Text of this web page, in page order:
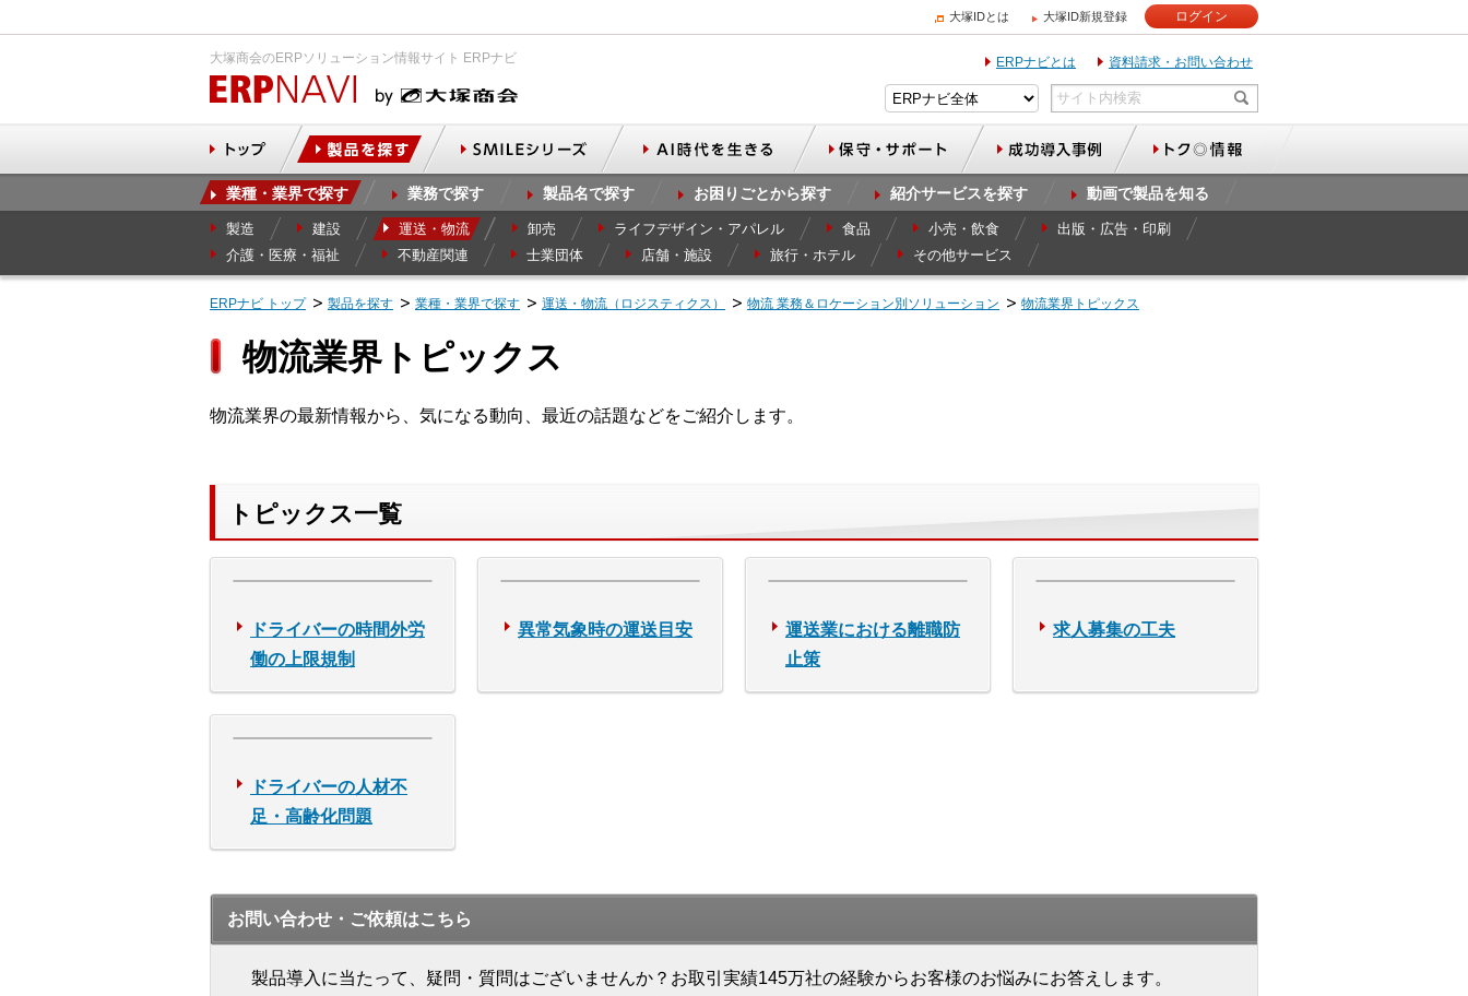
大塚IDとは 大塚ID新規登録 ログイン
大塚商会のERPソリューション情報サイト ERPナビ ERPナビとは 資料請求・お問い合わせ
業種・業界で探す 業務で探す 製品名で探す お困りごとから探す 紹介サービスを探す 動画で製品を知る
製造 建設 運送・物流 卸売 ライフデザイン・アパレル 食品 小売・飲食
出版・広告・印刷
介護・医療・福祉
不動産関連 士業団体 店舗・施設 旅行・ホテル その他サービス
ERPナビ トップ 製品を探す 業種・業界で探す 運送・物流（ロジスティクス） 物流 業務＆ロケーション別ソリューション 物流業界トピックス
物流業界トピックス
物流業界の最新情報から、気になる動向、最近の話題などをご紹介します。
トピックス一覧
ドライバーの時間外労
働の上限規制
異常気象時の運送目安
運送業における離職防
止策
求人募集の工夫
ドライバーの人材不
足・高齢化問題
お問い合わせ・ご依頼はこちら
製品導入に当たって、疑問・質問はございませんか？お取引実績145万社の経験からお客様のお悩みにお答えします。